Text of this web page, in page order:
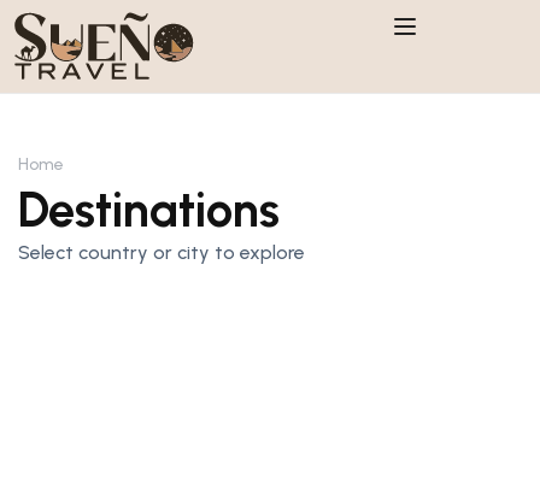
Home
Destinations
Select country or city to explore